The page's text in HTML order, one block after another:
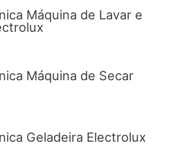
Máquina de Lavar e
Máquina de Secar
Geladeira Electrolux